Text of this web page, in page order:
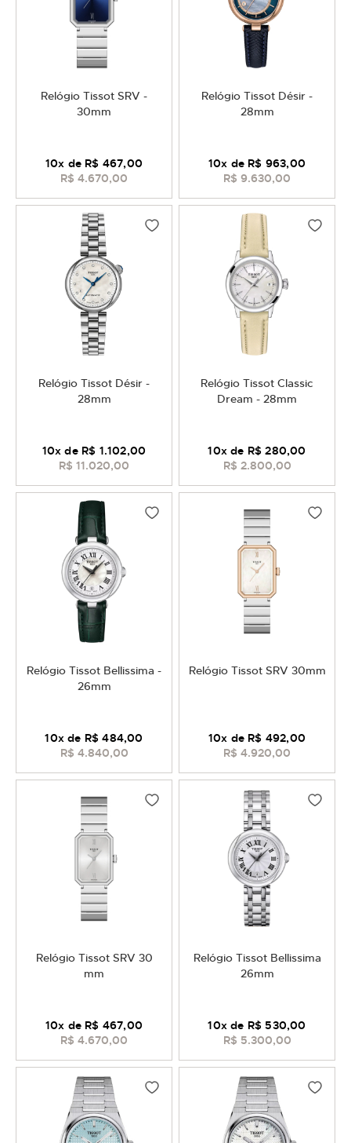
Relógio Tissot SRV -
30mm
R$ 4.670,00
10x de R$ 467,00
Relógio Tissot Désir -
28mm
R$ 9.630,00
10x de R$ 963,00
Relógio Tissot Désir -
28mm
R$ 11.020,00
10x de R$ 1.102,00
Relógio Tissot Classic
Dream - 28mm
R$ 2.800,00
10x de R$ 280,00
Relógio Tissot Bellissima -
26mm
R$ 4.840,00
10x de R$ 484,00
Relógio Tissot SRV 30mm
R$ 4.920,00
10x de R$ 492,00
Relógio Tissot SRV 30
mm
R$ 4.670,00
10x de R$ 467,00
Relógio Tissot Bellissima
26mm
R$ 5.300,00
10x de R$ 530,00